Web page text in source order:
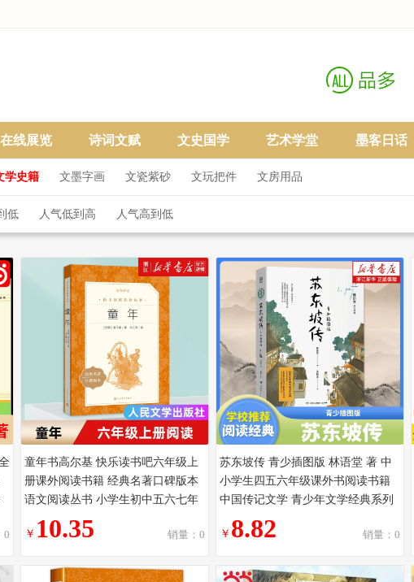
在线展览 诗词文赋 文史国学 艺术学堂 墨客日话
学史籍 文墨字画 文瓷紫砂 文玩把件 文房用品
低 人气低到高 人气高到低
0
童年书高尔基 快乐读书吧六年级上
册课外阅读书籍 经典名著口碑版本
语文阅读丛书 小学生初中五六七年
级课外书 人民文学出版社
￥ 10.35 销量：0
苏东坡传 青少插图版 林语堂 著 中
小学生四五六年级课外书阅读书籍
中国传记文学 青少年文学经典系列
书籍 新编语文教材 阅读书目
￥ 8.82 销量：0